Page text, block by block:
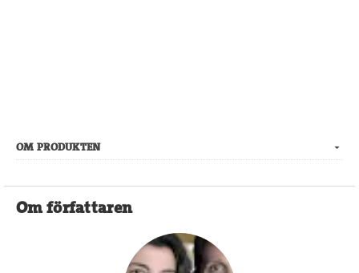
OM PRODUKTEN
Om författaren